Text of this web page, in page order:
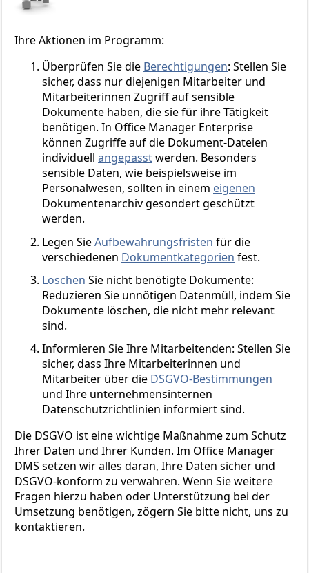
Ihre Aktionen im Programm:
Überprüfen Sie die Berechtigungen: Stellen Sie
sicher, dass nur diejenigen Mitarbeiter und
Mitarbeiterinnen Zugriff auf sensible
Dokumente haben, die sie für ihre Tätigkeit
benötigen. In Office Manager Enterprise
können Zugriffe auf die Dokument-Dateien
individuell angepasstwerden. Besonders
sensible Daten, wie beispielsweise im
Personalwesen, sollten in einem eigenen
Dokumentenarchiv gesondert geschützt
werden.
Legen SieAufbewahrungsfristen für die
verschiedenen Dokumentkategorien fest.
Löschen Sie nicht benötigte Dokumente:
Reduzieren Sie unnötigen Datenmüll, indem Sie
Dokumente löschen, die nicht mehr relevant
sind.
Informieren Sie Ihre Mitarbeitenden: Stellen Sie
sicher, dass Ihre Mitarbeiterinnen und
Mitarbeiter über die DSGVO-Bestimmungen
und Ihre unternehmensinternen
Datenschutzrichtlinien informiert sind.
Die DSGVO ist eine wichtige Maßnahme zum Schutz
Ihrer Daten und Ihrer Kunden. Im Office Manager
DMS setzen wir alles daran, Ihre Daten sicher und
DSGVO-konform zu verwahren. Wenn Sie weitere
Fragen hierzu haben oder Unterstützung bei der
Umsetzung benötigen, zögern Sie bitte nicht, uns zu
kontaktieren.